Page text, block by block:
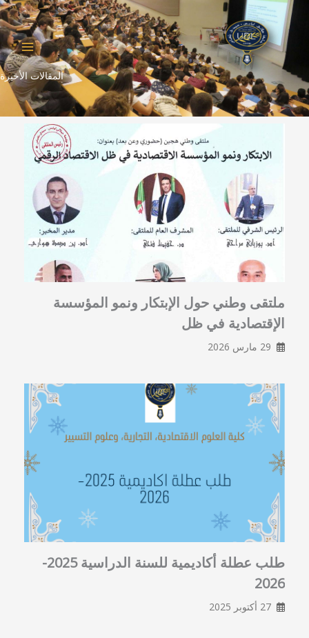
تخطي
المحتوى
المقالات الأخيرة
ملتقى وطني حول الإبتكار ونمو المؤسسة
الإقتصادية في ظل
29 مارس 2026
طلب عطلة أكاديمية للسنة الدراسية 2025-
2026
27 أكتوبر 2025